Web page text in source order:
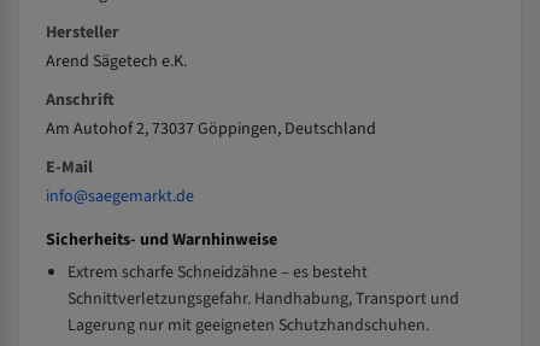
Hersteller
Arend Sägetech e.K.
Anschrift
Am Autohof 2, 73037 Göppingen, Deutschland
E-Mail
info@saegemarkt.de
Sicherheits- und Warnhinweise
Extrem scharfe Schneidzähne – es besteht
Schnittverletzungsgefahr. Handhabung, Transport und
Lagerung nur mit geeigneten Schutzhandschuhen.